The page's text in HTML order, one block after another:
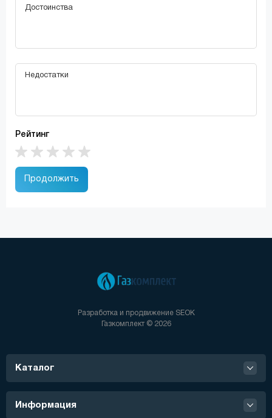
Рейтинг
Продолжить
Разработка и продвижение SEOK
Газкомплект © 2026
Каталог
Информация